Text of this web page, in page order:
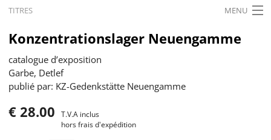
TITRES MENU
ACCUEIL
ACTUALITÉS
EXPOSITIONS
HISTORIQUE
FORMATION
Konzentrationslager Neuengamme
catalogue d’exposition
Garbe, Detlef
publié par: KZ-Gedenkstätte Neuengamme
€ 28.00
T.V.A inclus
hors frais d'expédition